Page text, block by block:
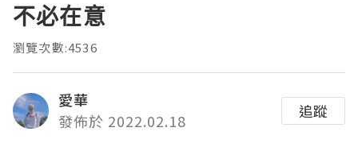
不必在意
瀏覽次數:4536
愛華
發佈於 2022.02.18
追蹤